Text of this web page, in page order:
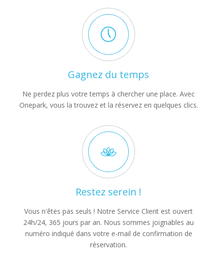
Gagnez du temps
Ne perdez plus votre temps à chercher une place. Avec
Onepark, vous la trouvez et la réservez en quelques clics.
Restez serein !
Vous n'êtes pas seuls ! Notre Service Client est ouvert
24h/24, 365 jours par an. Nous sommes joignables au
numéro indiqué dans votre e-mail de confirmation de
réservation.